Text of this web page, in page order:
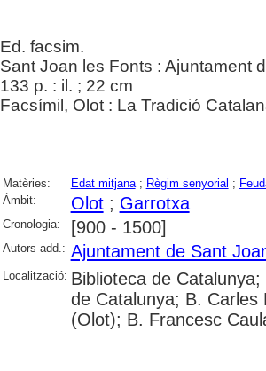
Ed. facsim.
Sant Joan les Fonts : Ajuntament
133 p. : il. ; 22 cm
Facsímil, Olot : La Tradició
Matèries: Edat mitjana; Règim senyorial ;
Àmbit:
Olot; Garrotxa
Cronologia: [900 - 1500]
Autors add.: Ajuntament de Sant
Localització: Biblioteca de
de Catalunya; B. Carles
(Olot); B. Francesc